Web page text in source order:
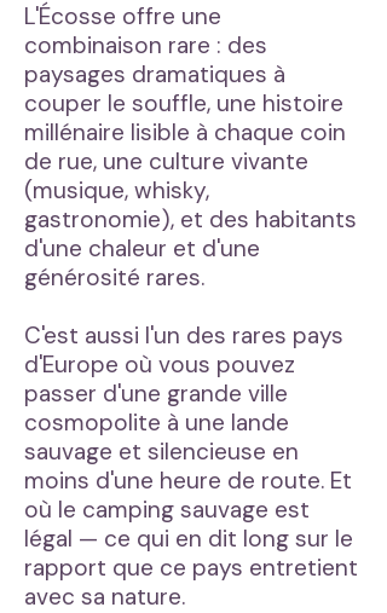
L'Écosse offre une
combinaison rare : des
paysages dramatiques à
couper le souffle, une histoire
millénaire lisible à chaque coin
de rue, une culture vivante
(musique, whisky,
gastronomie), et des habitants
d'une chaleur et d'une
générosité rares.
C'est aussi l'un des rares pays
d'Europe où vous pouvez
passer d'une grande ville
cosmopolite à une lande
sauvage et silencieuse en
moins d'une heure de route. Et
où le camping sauvage est
légal — ce qui en dit long sur le
rapport que ce pays entretient
avec sa nature.